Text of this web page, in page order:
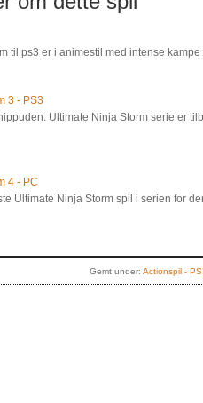
til ps3 er i animestil med intense
3 - PS3
Ultimate Ninja Storm serie er
4 - PC
Ultimate Ninja Storm spil i serien for
Gemt under: Actionspil -